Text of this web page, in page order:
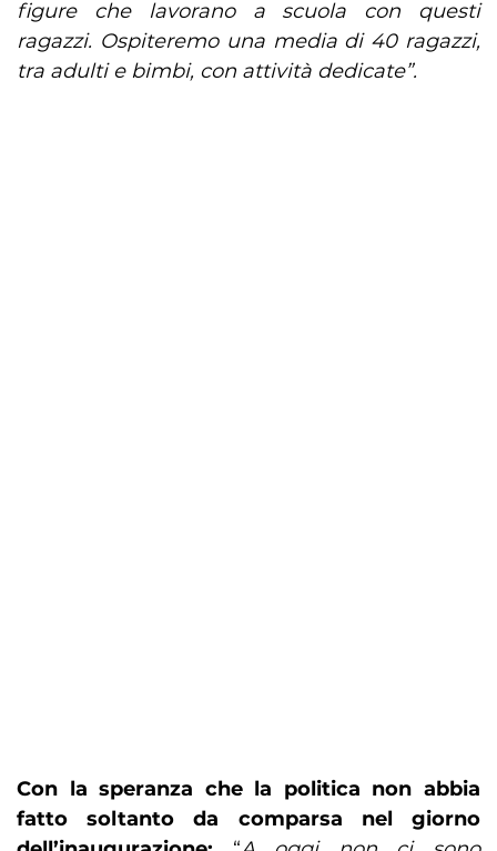
figure che lavorano a scuola con questi
ragazzi. Ospiteremo una media di 40 ragazzi,
tra adulti e bimbi, con attività dedicate”.
Con la speranza che la politica non abbia
fatto soltanto da comparsa nel giorno